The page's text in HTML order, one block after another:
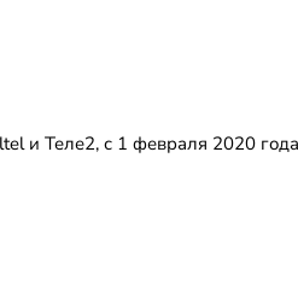
и Теле2, с 1 февраля 2020